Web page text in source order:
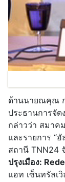
ด้านนายณคุณ
ประธานการจัด
กล่าวว่า สมาค
และรายการ “
สถานี TNN24
ปรุงเมือง:
แอท เซ็นทรัลเ